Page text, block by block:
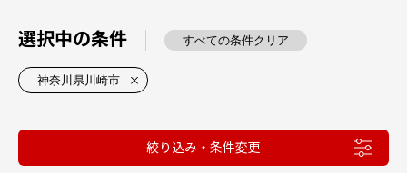
選択中の条件 すべての条件クリア
神奈川県川崎市
絞り込み・条件変更